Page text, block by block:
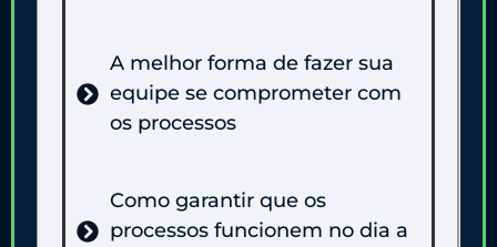
A melhor forma de fazer sua
equipe se comprometer com
os processos
Como garantir que os
processos funcionem no dia a